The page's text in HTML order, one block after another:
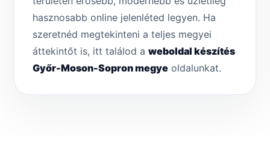
hasznosabb online jelenléted legyen. Ha
szeretnéd megtekinteni a teljes megyei
áttekintőt is, itt találod a weboldal készítés
Győr-Moson-Sopron megye oldalunkat.